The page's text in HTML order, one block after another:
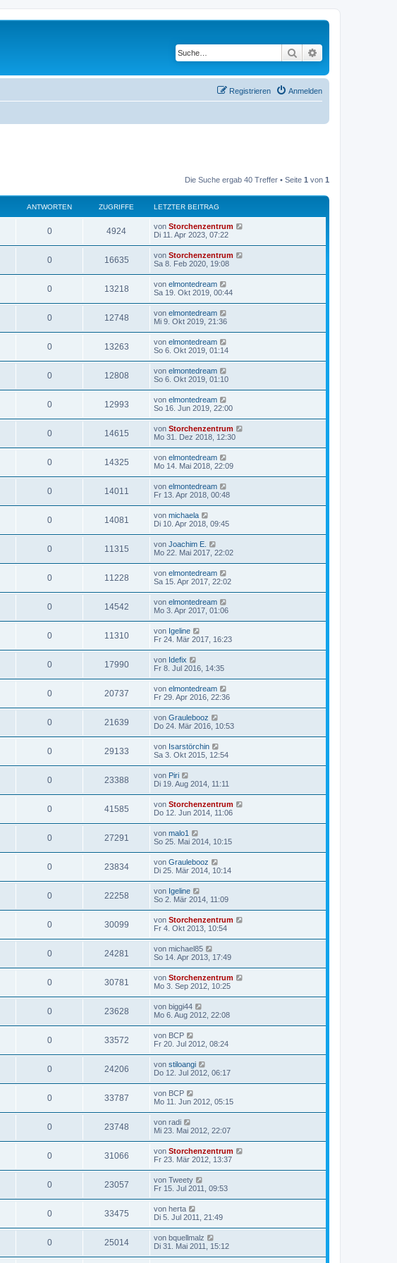
Suche
Anmelden
Registrieren
Die Suche ergab 40 Treffer • Seite 1 von 1
ANTWORTEN ZUGRIFFE LETZTER BEITRAG
0 4924 von Storchenzentrum
Di 11. Apr 2023, 07:22
0 16635 von Storchenzentrum
Sa 8. Feb 2020, 19:08
0 13218 von elmontedream
Sa 19. Okt 2019, 00:44
0 12748 von elmontedream
Mi 9. Okt 2019, 21:36
0 13263 von elmontedream
So 6. Okt 2019, 01:14
0 12808 von elmontedream
So 6. Okt 2019, 01:10
0 12993 von elmontedream
So 16. Jun 2019, 22:00
0 14615 von Storchenzentrum
Mo 31. Dez 2018, 12:30
0 14325 von elmontedream
Mo 14. Mai 2018, 22:09
0 14011 von elmontedream
Fr 13. Apr 2018, 00:48
0 14081 von michaela
Di 10. Apr 2018, 09:45
0 11315 von Joachim E.
Mo 22. Mai 2017, 22:02
0 11228 von elmontedream
Sa 15. Apr 2017, 22:02
0 14542 von elmontedream
Mo 3. Apr 2017, 01:06
0 11310 von Igeline
Fr 24. Mär 2017, 16:23
0 17990 von Idefix
Fr 8. Jul 2016, 14:35
0 20737 von elmontedream
Fr 29. Apr 2016, 22:36
0 21639 von Graulebooz
Do 24. Mär 2016, 10:53
0 29133 von Isarstörchin
Sa 3. Okt 2015, 12:54
0 23388 von Piri
Di 19. Aug 2014, 11:11
0 41585 von Storchenzentrum
Do 12. Jun 2014, 11:06
0 27291 von malo1
So 25. Mai 2014, 10:15
0 23834 von Graulebooz
Di 25. Mär 2014, 10:14
0 22258 von Igeline
So 2. Mär 2014, 11:09
0 30099 von Storchenzentrum
Fr 4. Okt 2013, 10:54
0 24281 von michael85
So 14. Apr 2013, 17:49
0 30781 von Storchenzentrum
Mo 3. Sep 2012, 10:25
0 23628 von biggi44
Mo 6. Aug 2012, 22:08
0 33572 von BCP
Fr 20. Jul 2012, 08:24
0 24206 von stiloangi
Do 12. Jul 2012, 06:17
0 33787 von BCP
Mo 11. Jun 2012, 05:15
0 23748 von radi
Mi 23. Mai 2012, 22:07
0 31066 von Storchenzentrum
Fr 23. Mär 2012, 13:37
0 23057 von Tweety
Fr 15. Jul 2011, 09:53
0 33475 von herta
Di 5. Jul 2011, 21:49
0 25014 von bquellmalz
Di 31. Mai 2011, 15:12